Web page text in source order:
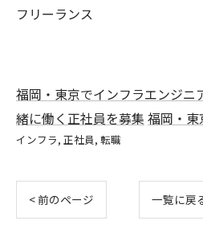
フリーランス
福岡・東京でインフラエンジニ
緒に働く正社員を募集 福岡・
インフラ 正社員 転職
< 前のページ 一覧に戻